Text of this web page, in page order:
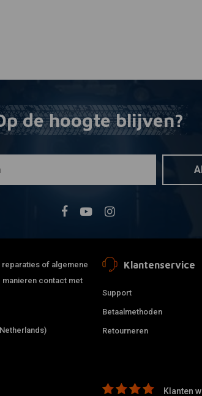
Solo
de hoogte blijven?
of algemene
manieren contact met
Klantenservice
Support
Betaalmethoden
Retourneren
Klanten